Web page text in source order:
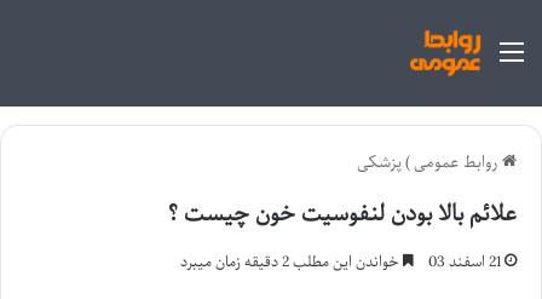
منو
روابط عمومی)پزشکی
علائم بالا بودن لنفوسیت خون چیست ؟
21 اسفند 03 خواندن این مطلب 2 دقیقه زمان میبرد